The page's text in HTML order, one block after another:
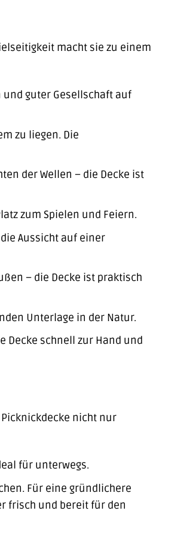
macht sie zu einem
und guter Gesellschaft auf
zu liegen. Die
der Wellen – die Decke ist
zum Spielen und Feiern.
Aussicht auf einer
– die Decke ist praktisch
Unterlage in der Natur.
Decke schnell zur Hand und
nicht nur
für unterwegs.
Für eine gründlichere
frisch und bereit für den